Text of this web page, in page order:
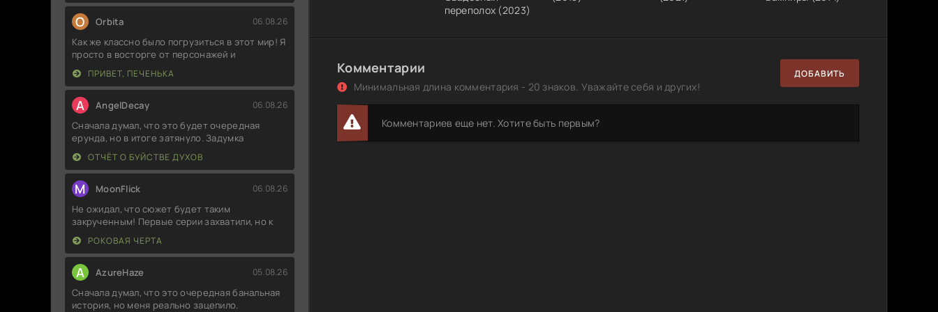
O Orbita 06.08.26
Как же классно было погрузиться в этот мир! Я
просто в восторге от персонажей и
ПРИВЕТ, ПЕЧЕНЬКА
A AngelDecay 06.08.26
Сначала думал, что это будет очередная
ерунда, но в итоге затянуло. Задумка
ОТЧЁТ О БУЙСТВЕ ДУХОВ
M MoonFlick 06.08.26
Не ожидал, что сюжет будет таким
закрученным! Первые серии захватили, но к
РОКОВАЯ ЧЕРТА
A AzureHaze 05.08.26
Сначала думал, что это очередная банальная
история, но меня реально зацепило.
переполох (2023)
Комментарии
Минимальная длина комментария - 20 знаков. Уважайте себя и других!
ДОБАВИТЬ
Комментариев еще нет. Хотите быть первым?